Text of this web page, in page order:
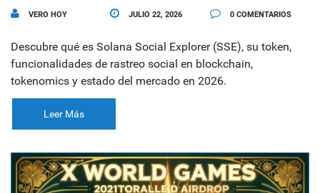
VERO HOY JULIO 22, 2026 0 COMENTARIOS
Descubre qué es Solana Social Explorer (SSE), su token,
funcionalidades de rastreo social en blockchain,
tokenomics y estado del mercado en 2026.
Leer Más